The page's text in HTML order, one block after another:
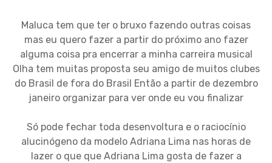
Maluca tem que ter o bruxo fazendo outras coisas
mas eu quero fazer a partir do próximo ano fazer
alguma coisa pra encerrar a minha carreira musical
Olha tem muitas proposta seu amigo de muitos clubes
do Brasil de fora do Brasil Então a partir de dezembro
janeiro organizar para ver onde eu vou finalizar
Só pode fechar toda desenvoltura e o raciocínio
alucinógeno da modelo Adriana Lima nas horas de
lazer o que que Adriana Lima gosta de fazer a